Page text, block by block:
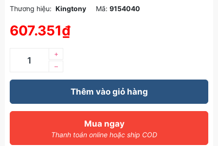
Thương hiệu: Kingtony Mã: 9154040
607.351₫
–
+
Thêm vào giỏ hàng
Mua ngay
Thanh toán online hoặc ship COD